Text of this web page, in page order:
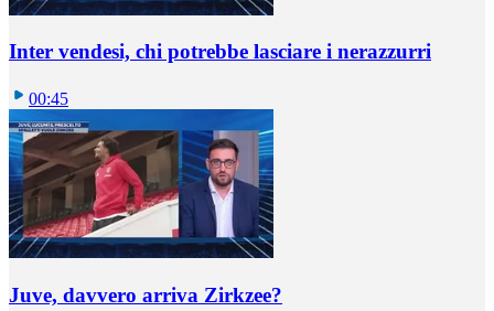
Inter vendesi, chi potrebbe lasciare i nerazzurri
00:45
Juve, davvero arriva Zirkzee?